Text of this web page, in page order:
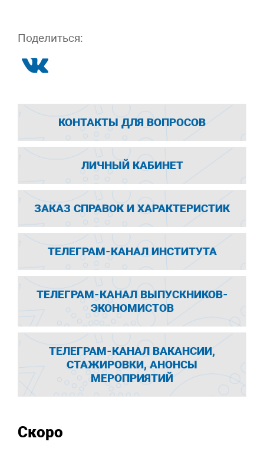
Поделиться:
КОНТАКТЫ ДЛЯ ВОПРОСОВ
ЛИЧНЫЙ КАБИНЕТ
ЗАКАЗ СПРАВОК И ХАРАКТЕРИСТИК
ТЕЛЕГРАМ-КАНАЛ ИНСТИТУТА
ТЕЛЕГРАМ-КАНАЛ ВЫПУСКНИКОВ-
ЭКОНОМИСТОВ
ТЕЛЕГРАМ-КАНАЛ ВАКАНСИИ,
СТАЖИРОВКИ, АНОНСЫ
МЕРОПРИЯТИЙ
Скоро